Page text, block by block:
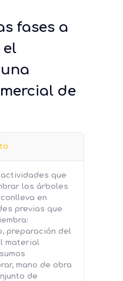
fases a
el
de
que
los árboles
en
previas que
preparación del
material
mano de obra
de